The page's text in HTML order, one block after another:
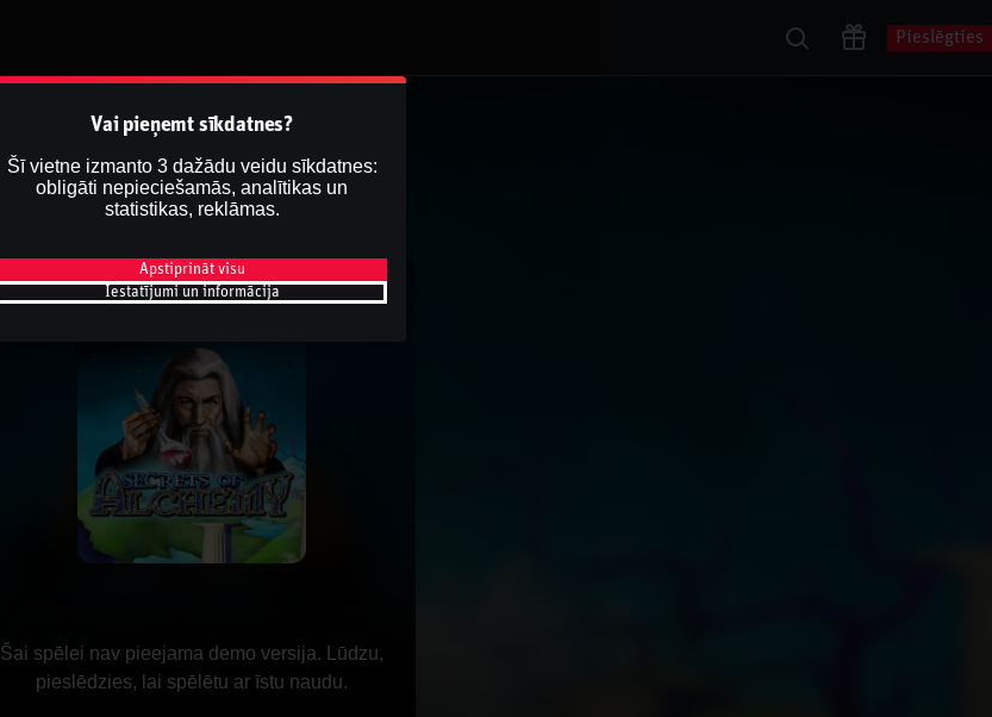
Pieslēgties
Šai spēlei nav pieejama demo versija. Lūdzu,
pieslēdzies, lai spēlētu ar īstu naudu.
Vai pieņemt sīkdatnes?
Šī vietne izmanto 3 dažādu veidu sīkdatnes:
obligāti nepieciešamās, analītikas un
statistikas, reklāmas.
Apstiprināt visu
Iestatījumi un informācija